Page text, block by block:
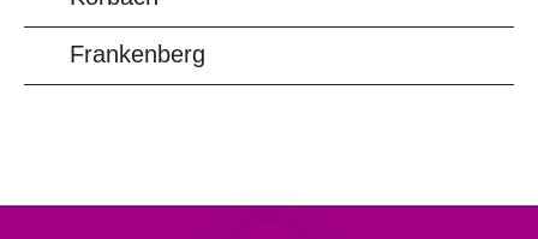
Frankenberg